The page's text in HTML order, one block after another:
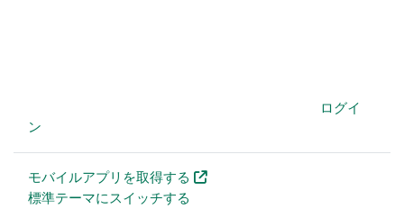
ログイ
ン
モバイルアプリを取得する
標準テーマにスイッチする